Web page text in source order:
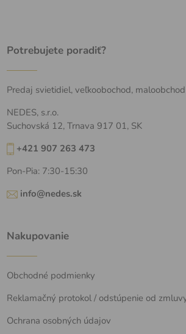
Potrebujete poradiť?
Predaj svietidiel, veľkoobochod, maloobchod
NEDES, s.r.o.
Suchovská 12, Trnava 917 01, SK
+421 907 263 473
Pon-Pia: 7:30-15:30
info@nedes.sk
Nakupovanie
Obchodné podmienky
Reklamačný protokol / odstúpenie od
Ochrana osobných údajov